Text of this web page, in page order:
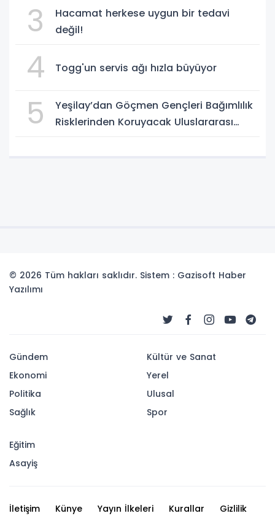
3
Hacamat herkese uygun bir tedavi
değil!
4 Togg'un servis ağı hızla büyüyor
5
Yeşilay’dan Göçmen Gençleri Bağımlılık
Risklerinden Koruyacak Uluslararası
© 2026 Tüm hakları saklıdır. Sistem : Gazisoft Haber
Yazılımı
Gündem
Ekonomi
Politika
Sağlık
Kültür ve Sanat
Yerel
Ulusal
Spor
Eğitim
Asayiş
İletişim Künye Yayın İlkeleri Kurallar Gizlilik